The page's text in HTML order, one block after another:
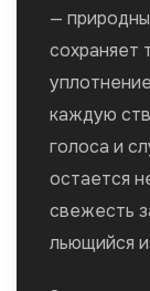
—
сохраняет
каждую
голоса и
остается
свежесть
льющийся